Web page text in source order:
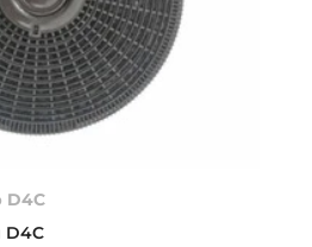
D4C
D4C